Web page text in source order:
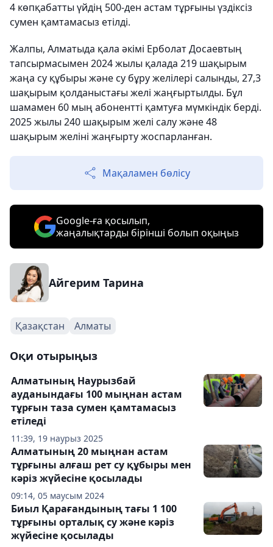
4 көпқабатты үйдің 500-ден астам тұрғыны үздіксіз
сумен қамтамасыз етілді.
Жалпы, Алматыда қала әкімі Ерболат Досаевтың
тапсырмасымен 2024 жылы қалада 219 шақырым
жаңа су құбыры және су бұру желілері салынды, 27,3
шақырым қолданыстағы желі жаңғыртылды. Бұл
шамамен 60 мың абонентті қамтуға мүмкіндік берді.
2025 жылы 240 шақырым желі салу және 48
шақырым желіні жаңғырту жоспарланған.
Мақаламен бөлісу
Google-ға қосылып,
жаңалықтарды бірінші болып оқыңыз
Айгерим Тарина
Қазақстан Алматы
Оқи отырыңыз
11:39, 19 наурыз 2025
Алматының Наурызбай
ауданындағы 100 мыңнан астам
тұрғын таза сумен қамтамасыз
етіледі
09:14, 05 маусым 2024
Алматының 20 мыңнан астам
тұрғыны алғаш рет су құбыры мен
кәріз жүйесіне қосылады
Биыл Қарағандының тағы 1 100
тұрғыны орталық су және кәріз
жүйесіне қосылады